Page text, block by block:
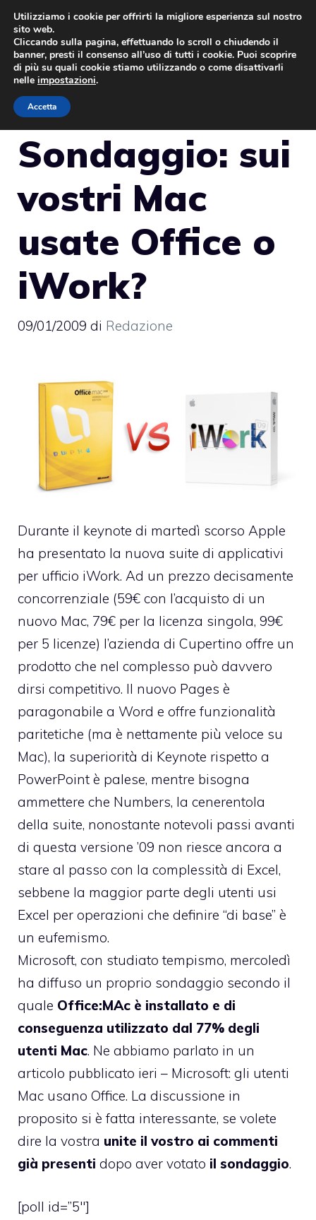
Vai
contenuto
Sondaggio: sui
vostri Mac
usate Office o
iWork?
09/01/2009 di Redazione
Durante il keynote di martedì scorso Apple
ha presentato la nuova suite di applicativi
per ufficio iWork. Ad un prezzo decisamente
concorrenziale (59€ con l’acquisto di un
nuovo Mac, 79€ per la licenza singola, 99€
per 5 licenze) l’azienda di Cupertino offre un
prodotto che nel complesso può davvero
dirsi competitivo. Il nuovo Pages è
paragonabile a Word e offre funzionalità
paritetiche (ma è nettamente più veloce su
Mac), la superiorità di Keynote rispetto a
PowerPoint è palese, mentre bisogna
ammettere che Numbers, la cenerentola
della suite, nonostante notevoli passi avanti
di questa versione ’09 non riesce ancora a
stare al passo con la complessità di Excel,
sebbene la maggior parte degli utenti usi
Excel per operazioni che definire “di base” è
un eufemismo.
Microsoft, con studiato tempismo, mercoledì
ha diffuso un proprio sondaggio secondo il
quale Office:MAc è installato e di
conseguenza utilizzato dal 77% degli
utenti Mac. Ne abbiamo parlato in un
articolo pubblicato ieri – Microsoft: gli utenti
Mac usano Office. La discussione in
proposito si è fatta interessante, se volete
dire la vostra unite il vostro ai commenti
già presenti dopo aver votato il sondaggio.
[poll id=”5″]
Utilizziamo i cookie per offrirti la migliore esperienza sul nostro
sito web.
Cliccando sulla pagina, effettuando lo scroll o chiudendo il
banner, presti il consenso all’uso di tutti i cookie. Puoi scoprire
di più su quali cookie stiamo utilizzando o come disattivarli
nelle impostazioni.
Accetta